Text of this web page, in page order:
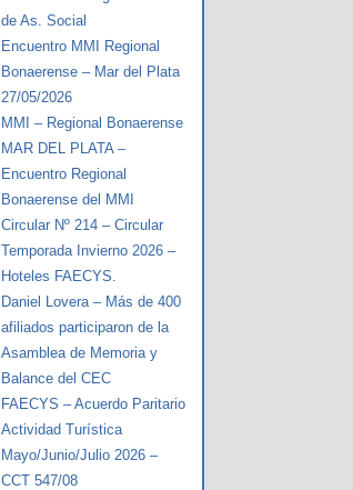
de As. Social
Encuentro MMI Regional
Bonaerense – Mar del Plata
27/05/2026
MMI – Regional Bonaerense
MAR DEL PLATA –
Encuentro Regional
Bonaerense del MMI
Circular Nº 214 – Circular
Temporada Invierno 2026 –
Hoteles FAECYS.
Daniel Lovera – Más de 400
afiliados participaron de la
Asamblea de Memoria y
Balance del CEC
FAECYS – Acuerdo Paritario
Actividad Turística
Mayo/Junio/Julio 2026 –
CCT 547/08